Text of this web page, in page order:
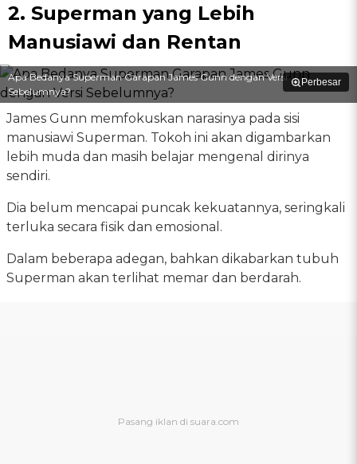
2. Superman yang Lebih
Manusiawi dan Rentan
Perbesar
Apa Bedanya Superman Garapan James Gunn dengan Versi
Sebelumnya?
James Gunn memfokuskan narasinya pada sisi
manusiawi Superman. Tokoh ini akan digambarkan
lebih muda dan masih belajar mengenal dirinya
sendiri.
Dia belum mencapai puncak kekuatannya, seringkali
terluka secara fisik dan emosional.
Dalam beberapa adegan, bahkan dikabarkan tubuh
Superman akan terlihat memar dan berdarah.